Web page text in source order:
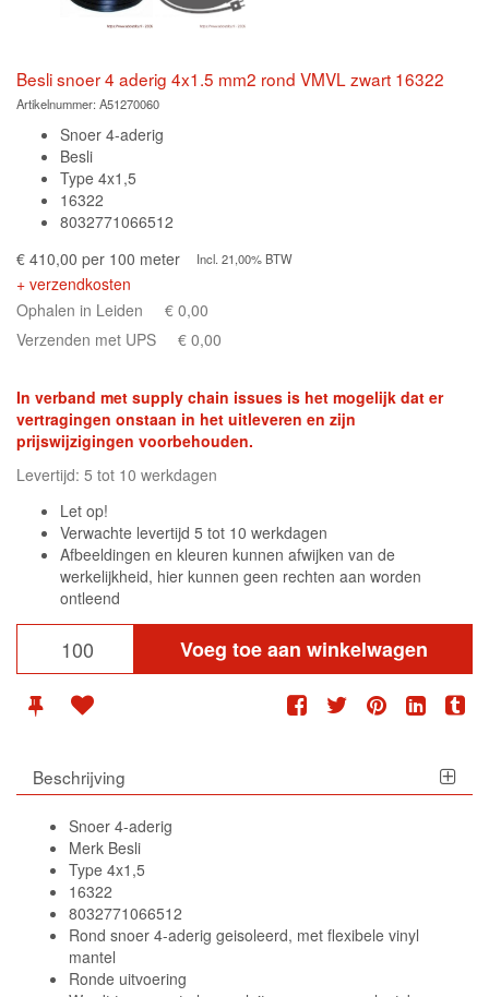
Besli snoer 4 aderig 4x1.5 mm2 rond VMVL zwart 16322
Artikelnummer: A51270060
Snoer 4-aderig
Besli
Type 4x1,5
16322
8032771066512
€ 410,00 per 100 meter
Incl. 21,00% BTW
+ verzendkosten
Ophalen in Leiden
€ 0,00
Verzenden met UPS
€ 0,00
In verband met supply chain issues is het mogelijk dat er
vertragingen onstaan in het uitleveren en zijn
prijswijzigingen voorbehouden.
Levertijd: 5 tot 10 werkdagen
Let op!
Verwachte levertijd 5 tot 10 werkdagen
Afbeeldingen en kleuren kunnen afwijken van de
werkelijkheid, hier kunnen geen rechten aan worden
ontleend
Voeg toe aan winkelwagen
Beschrijving
Snoer 4-aderig
Merk Besli
Type 4x1,5
16322
8032771066512
Rond snoer 4-aderig geisoleerd, met flexibele vinyl
mantel
Ronde uitvoering